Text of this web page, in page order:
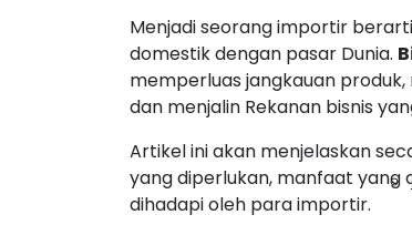
Menjadi seorang importir
domestik dengan pasar Dunia.
memperluas jangkauan
dan menjalin Rekanan bisnis
Artikel ini akan menjelaskan
yang diperlukan, manfaat
dihadapi oleh para importir.